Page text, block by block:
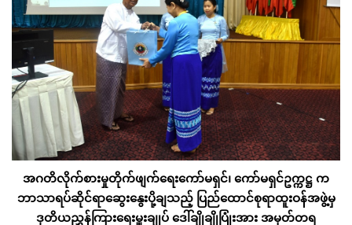
အဂတိလိုက်စားမှုတိုက်ဖျက်ရေးကော်မရှင်၊ ကော်မရှင်ဥက္ကဋ္ဌ က
ဘာသာရပ်ဆိုင်ရာဆွေးနွေးပို့ချသည့် ပြည်ထောင်စုရာထူးဝန်အဖွဲ့မှ
ဒုတိယညွှန်ကြားရေးမှူးချုပ် ဒေါ်ချိုချိုပြုံးအား အမှတ်တရ